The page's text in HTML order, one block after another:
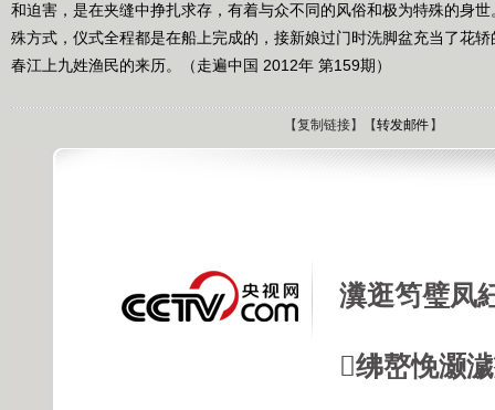
和迫害，是在夹缝中挣扎求存，有着与众不同的风俗和极为特殊的身
殊方式，仪式全程都是在船上完成的，接新娘过门时洗脚盆充当了花
春江上九姓渔民的来历。（走遍中国 2012年 第159期）
【复制链接】【转发邮件 】
瀵逛笉璧凤
绋嶅悗灏